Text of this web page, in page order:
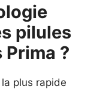
pilules
?
plus rapide